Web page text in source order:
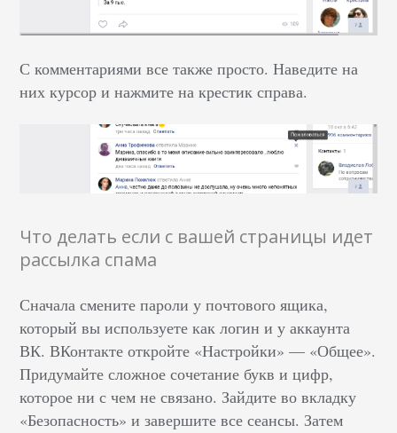
С комментариями все также просто. Наведите на
них курсор и нажмите на крестик справа.
Что делать если с вашей страницы идет
рассылка спама
Сначала смените пароли у почтового ящика,
который вы используете как логин и у аккаунта
ВК. ВКонтакте откройте «Настройки» –– «Общее».
Придумайте сложное сочетание букв и цифр,
которое ни с чем не связано. Зайдите во вкладку
«Безопасность» и завершите все сеансы. Затем